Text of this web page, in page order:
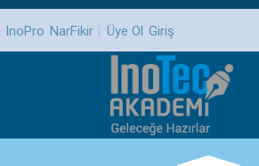
InoPro NarFikir | Üye Ol Giriş